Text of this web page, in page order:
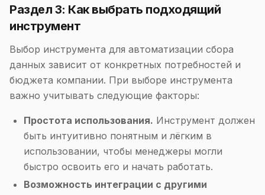
Раздел 3: Как выбрать подходящий
инструмент
Выбор инструмента для автоматизации сбора
данных зависит от конкретных потребностей и
бюджета компании. При выборе инструмента
важно учитывать следующие факторы:
Простота использования. Инструмент должен
быть интуитивно понятным и лёгким в
использовании, чтобы менеджеры могли
быстро освоить его и начать работать.
Возможность интеграции с другими